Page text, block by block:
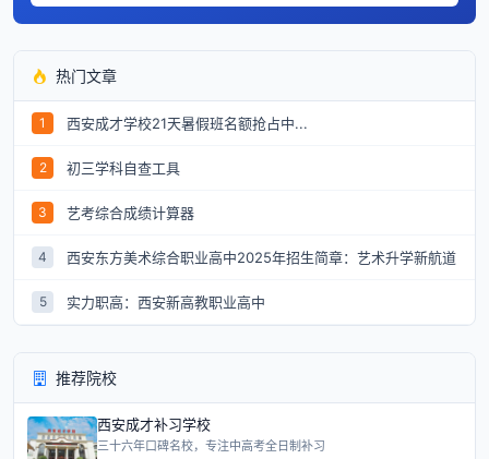
热门文章
1 西安成才学校21天暑假班名额抢占中...
2 初三学科自查工具
3 艺考综合成绩计算器
4 西安东方美术综合职业高中2025年招生简章：艺术升学新航道
5 实力职高：西安新高教职业高中
推荐院校
西安成才补习学校
三十六年口碑名校，专注中高考全日制补习